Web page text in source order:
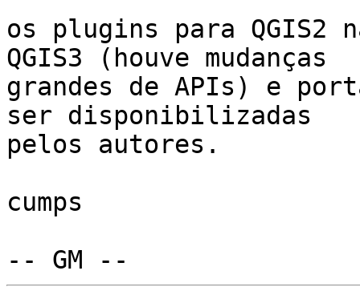
os plugins para QGIS2
QGIS3 (houve mudanças
grandes de APIs) e
ser disponibilizadas
pelos autores.
cumps